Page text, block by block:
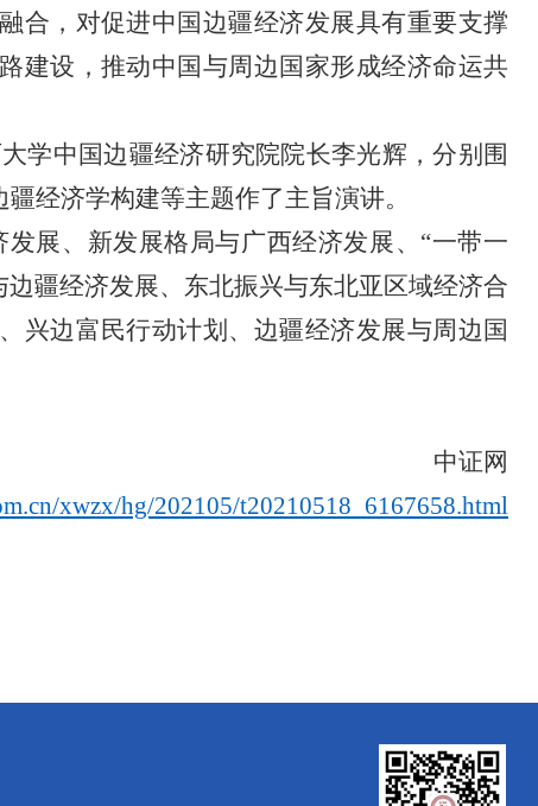
合，对促进中国边疆经济发展具有重要支撑
建设，推动中国与周边国家形成经济命运共
学中国边疆经济研究院院长李光辉，分别围
经济学构建等主题作了主旨演讲。
展、新发展格局与广西经济发展、“一带一
疆经济发展、东北振兴与东北亚区域经济合
兴边富民行动计划、边疆经济发展与周边国
中证网
xwzx/hg/202105/t20210518_6167658.html